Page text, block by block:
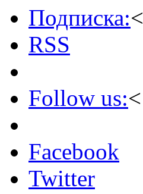
Подписка:<
RSS
Follow us:<
Facebook
Twitter